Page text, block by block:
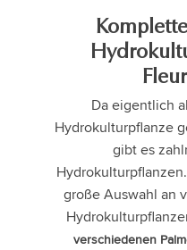
Da eigentlich
Hydrokulturpflanze
gibt es
große Auswahl an
verschiedenen